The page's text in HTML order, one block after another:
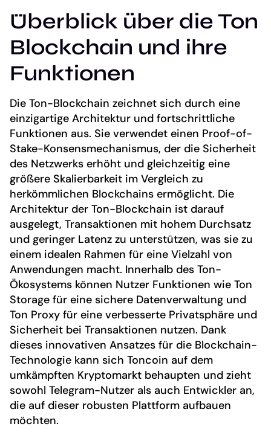
Überblick über die Ton
Blockchain und ihre
Funktionen
Die Ton-Blockchain zeichnet sich durch eine
einzigartige Architektur und fortschrittliche
Funktionen aus. Sie verwendet einen Proof-of-
Stake-Konsensmechanismus, der die Sicherheit
des Netzwerks erhöht und gleichzeitig eine
größere Skalierbarkeit im Vergleich zu
herkömmlichen Blockchains ermöglicht. Die
Architektur der Ton-Blockchain ist darauf
ausgelegt, Transaktionen mit hohem Durchsatz
und geringer Latenz zu unterstützen, was sie zu
einem idealen Rahmen für eine Vielzahl von
Anwendungen macht. Innerhalb des Ton-
Ökosystems können Nutzer Funktionen wie Ton
Storage für eine sichere Datenverwaltung und
Ton Proxy für eine verbesserte Privatsphäre und
Sicherheit bei Transaktionen nutzen. Dank
dieses innovativen Ansatzes für die Blockchain-
Technologie kann sich Toncoin auf dem
umkämpften Kryptomarkt behaupten und zieht
sowohl Telegram-Nutzer als auch Entwickler an,
die auf dieser robusten Plattform aufbauen
möchten.